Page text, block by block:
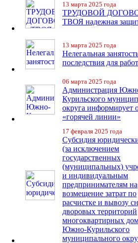
13 марта 2025 года
ТРУДОВОЙ
ТВОЯ надежная
13 марта 2025 года
Нелегальная
последствия для
06 марта 2025 года
Администрация
Курильского
округа информирует
«горячей линии»
17 февраля 2025 года
Субсидия
(за исключением
государственных
(муниципальных)
и индивидуальным
предпринимателям на
возмещение затрат по
расчистке и вывозу
дворовых территорий
многоквартирных
Южно-Курильского
муниципального